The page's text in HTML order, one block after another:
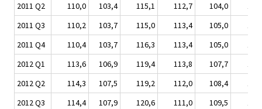
2011 Q2
110,0 103,4 115,1 112,7 104,0
2011 Q3
110,2 103,7 115,0 113,4 105,0
2011 Q4
110,4 103,7 116,3 113,4 105,0
2012 Q1
113,6 106,9 119,4 113,8 107,7
2012 Q2
114,3 107,5 119,2 112,0 108,4
2012 Q3
114,4 107,9 120,6 111,0 109,5